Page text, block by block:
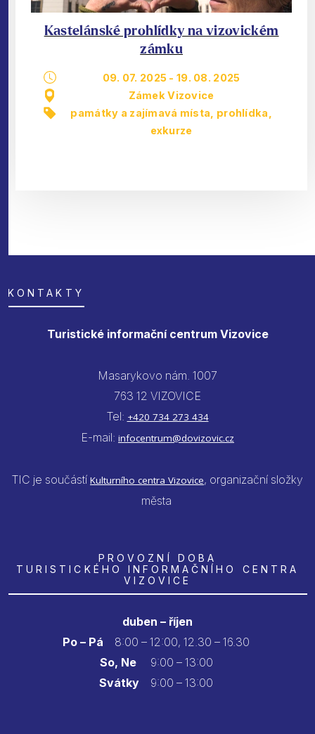
Kastelánské prohlídky na vizovickém
zámku
09. 07. 2025 -19. 08. 2025
Zámek Vizovice
památky a zajímavá místa
prohlídka,
exkurze
KONTAKTY
Turistické informační centrum Vizovice
Masarykovo nám. 1007
763 12 VIZOVICE
Tel: +420 734 273 434
E-mail: infocentrum@dovizovic.cz
TIC je součástí Kulturního centra Vizovice, organizační složky
města
PROVOZNÍ DOBA
TURISTICKÉHO INFORMAČNÍHO CENTRA
VIZOVICE
duben – říjen
Po – Pá
8:00 – 12:00, 12.30 – 16.30
So, Ne9:00 – 13:00
Svátky 9:00 – 13:00